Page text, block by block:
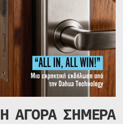
Η ΑΓΟΡΑ ΣΗΜΕΡΑ